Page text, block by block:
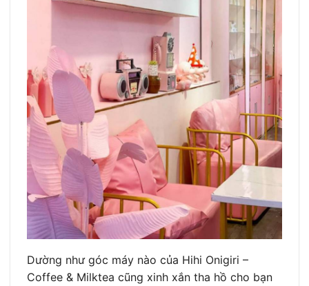
Dường như góc máy nào của Hihi Onigiri –
Coffee & Milktea cũng xinh xắn tha hồ cho bạn